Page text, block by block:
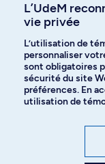
Langues
Facebook
L’UdeM
vie privée
L’utilisation de
personnaliser
sont obligatoires
sécurité du site
préférences. En
utilisation de